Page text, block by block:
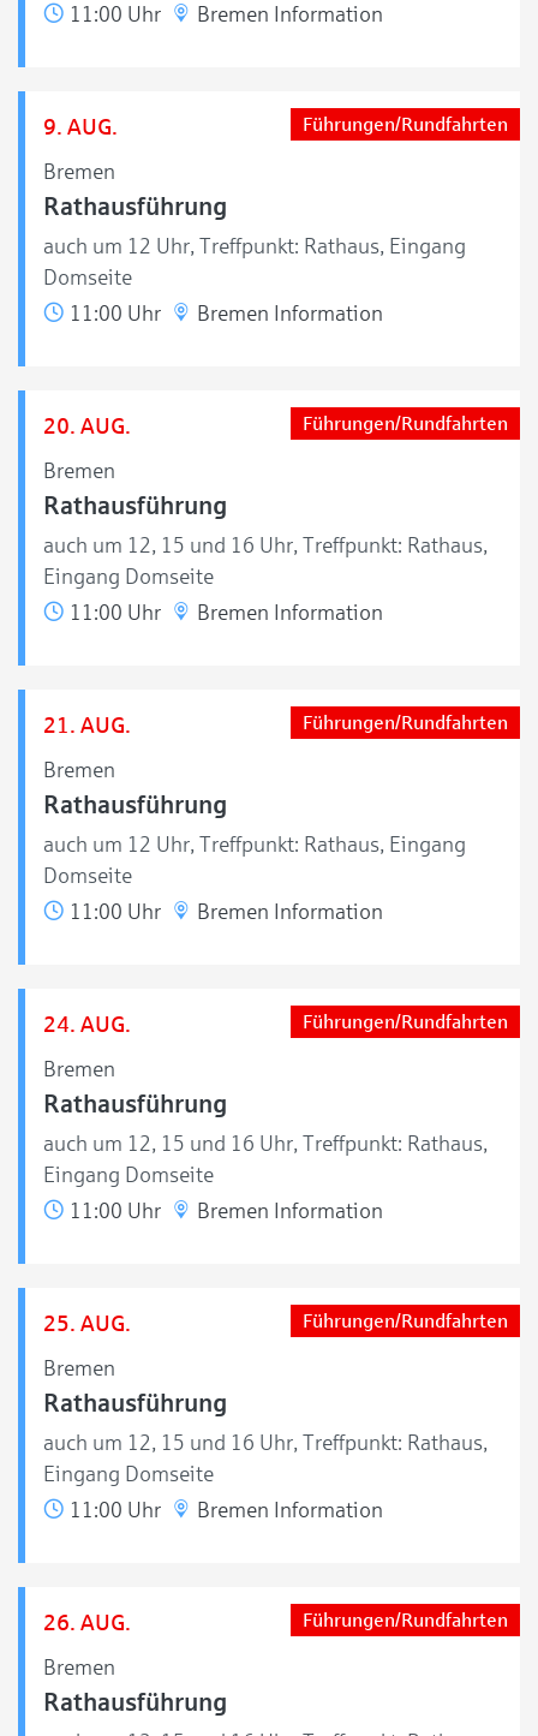
11:00 Uhr
Bremen Information
9. AUG.
Bremen
Führungen/Rundfahrten
Rathausführung
auch um 12 Uhr, Treffpunkt: Rathaus, Eingang
Domseite
11:00 Uhr
Bremen Information
20. AUG.
Bremen
Führungen/Rundfahrten
Rathausführung
auch um 12, 15 und 16 Uhr, Treffpunkt: Rathaus,
Eingang Domseite
11:00 Uhr
Bremen Information
21. AUG.
Bremen
Führungen/Rundfahrten
Rathausführung
auch um 12 Uhr, Treffpunkt: Rathaus, Eingang
Domseite
11:00 Uhr
Bremen Information
24. AUG.
Bremen
Führungen/Rundfahrten
Rathausführung
auch um 12, 15 und 16 Uhr, Treffpunkt: Rathaus,
Eingang Domseite
11:00 Uhr
Bremen Information
25. AUG.
Bremen
Führungen/Rundfahrten
Rathausführung
auch um 12, 15 und 16 Uhr, Treffpunkt: Rathaus,
Eingang Domseite
11:00 Uhr
Bremen Information
26. AUG.
Bremen
Führungen/Rundfahrten
Rathausführung